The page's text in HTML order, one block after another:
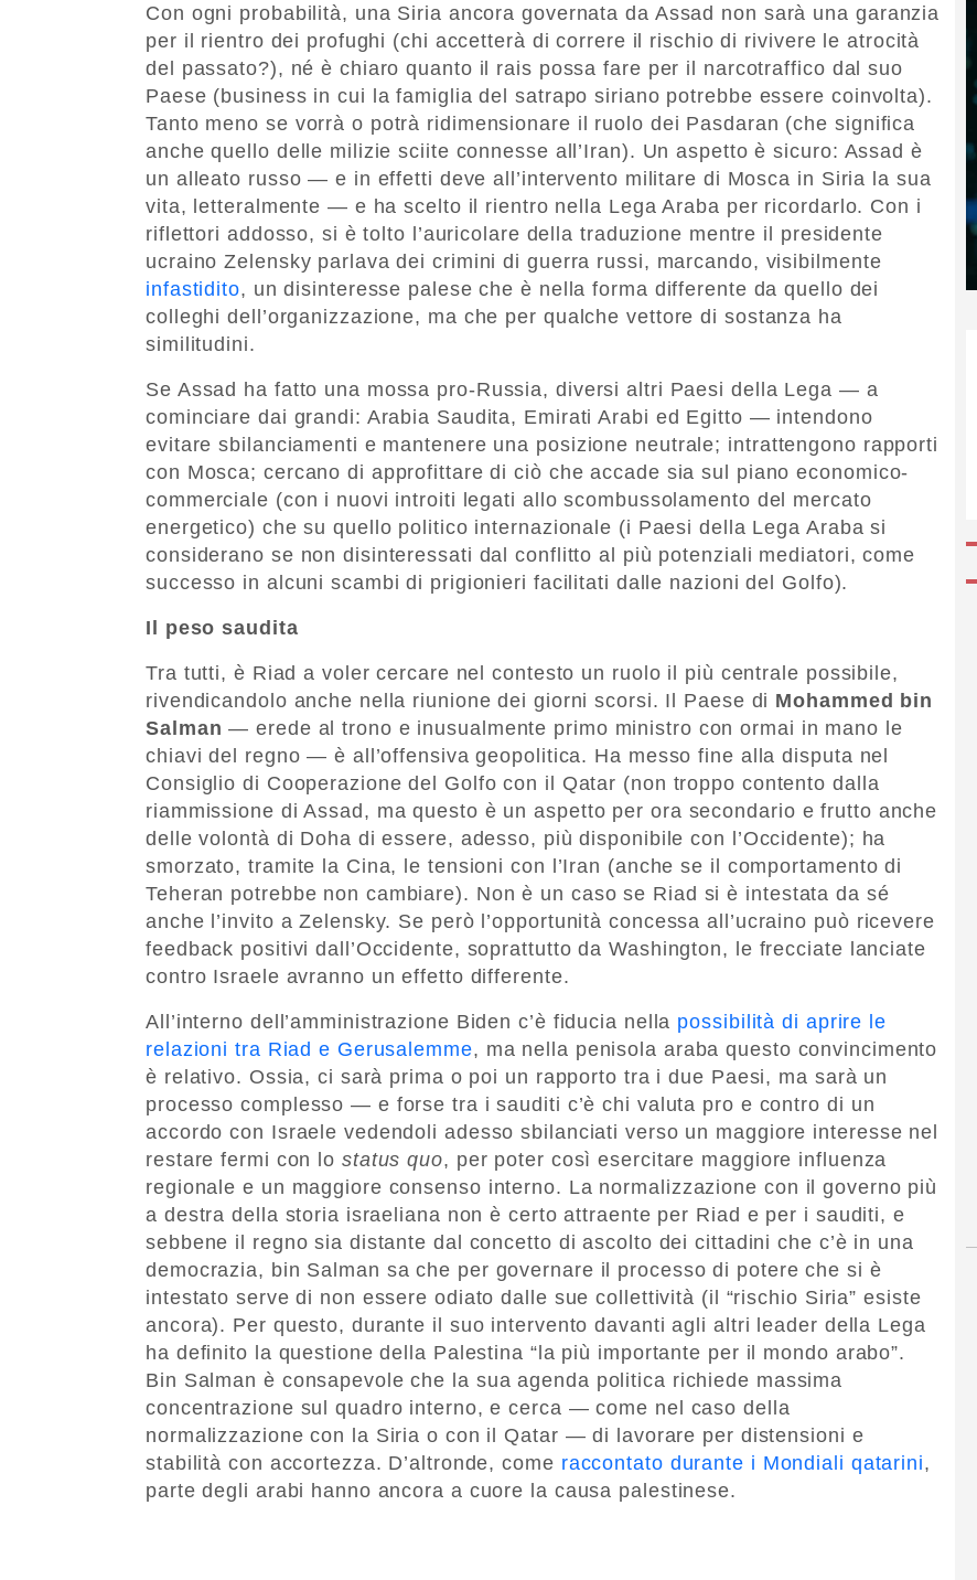
Con ogni probabilità, una Siria ancora governata da Assad non sarà una garanzia
per il rientro dei profughi (chi accetterà di correre il rischio di rivivere le atrocità
del passato?), né è chiaro quanto il rais possa fare per il narcotraffico dal suo
Paese (business in cui la famiglia del satrapo siriano potrebbe essere coinvolta).
Tanto meno se vorrà o potrà ridimensionare il ruolo dei Pasdaran (che significa
anche quello delle milizie sciite connesse all’Iran). Un aspetto è sicuro: Assad è
un alleato russo — e in effetti deve all’intervento militare di Mosca in Siria la sua
vita, letteralmente — e ha scelto il rientro nella Lega Araba per ricordarlo. Con i
riflettori addosso, si è tolto l’auricolare della traduzione mentre il presidente
ucraino Zelensky parlava dei crimini di guerra russi, marcando, visibilmente
infastidito, un disinteresse palese che è nella forma differente da quello dei
colleghi dell’organizzazione, ma che per qualche vettore di sostanza ha
similitudini.
Se Assad ha fatto una mossa pro-Russia, diversi altri Paesi della Lega — a
cominciare dai grandi: Arabia Saudita, Emirati Arabi ed Egitto — intendono
evitare sbilanciamenti e mantenere una posizione neutrale; intrattengono rapporti
con Mosca; cercano di approfittare di ciò che accade sia sul piano economico-
commerciale (con i nuovi introiti legati allo scombussolamento del mercato
energetico) che su quello politico internazionale (i Paesi della Lega Araba si
considerano se non disinteressati dal conflitto al più potenziali mediatori, come
successo in alcuni scambi di prigionieri facilitati dalle nazioni del Golfo).
Il peso saudita
Tra tutti, è Riad a voler cercare nel contesto un ruolo il più centrale possibile,
rivendicandolo anche nella riunione dei giorni scorsi. Il Paese di Mohammed bin
Salman — erede al trono e inusualmente primo ministro con ormai in mano le
chiavi del regno — è all’offensiva geopolitica. Ha messo fine alla disputa nel
Consiglio di Cooperazione del Golfo con il Qatar (non troppo contento dalla
riammissione di Assad, ma questo è un aspetto per ora secondario e frutto anche
delle volontà di Doha di essere, adesso, più disponibile con l’Occidente); ha
smorzato, tramite la Cina, le tensioni con l’Iran (anche se il comportamento di
Teheran potrebbe non cambiare). Non è un caso se Riad si è intestata da sé
anche l’invito a Zelensky. Se però l’opportunità concessa all’ucraino può ricevere
feedback positivi dall’Occidente, soprattutto da Washington, le frecciate lanciate
contro Israele avranno un effetto differente.
All’interno dell’amministrazione Biden c’è fiducia nella possibilità di aprire le
relazioni tra Riad e Gerusalemme, ma nella penisola araba questo convincimento
è relativo. Ossia, ci sarà prima o poi un rapporto tra i due Paesi, ma sarà un
processo complesso — e forse tra i sauditi c’è chi valuta pro e contro di un
accordo con Israele vedendoli adesso sbilanciati verso un maggiore interesse nel
restare fermi con lo status quo, per poter così esercitare maggiore influenza
regionale e un maggiore consenso interno. La normalizzazione con il governo più
a destra della storia israeliana non è certo attraente per Riad e per i sauditi, e
sebbene il regno sia distante dal concetto di ascolto dei cittadini che c’è in una
democrazia, bin Salman sa che per governare il processo di potere che si è
intestato serve di non essere odiato dalle sue collettività (il “rischio Siria” esiste
ancora). Per questo, durante il suo intervento davanti agli altri leader della Lega
ha definito la questione della Palestina “la più importante per il mondo arabo”.
Bin Salman è consapevole che la sua agenda politica richiede massima
concentrazione sul quadro interno, e cerca — come nel caso della
normalizzazione con la Siria o con il Qatar — di lavorare per distensioni e
stabilità con accortezza. D’altronde, come raccontato durante i Mondiali qatarini,
parte degli arabi hanno ancora a cuore la causa palestinese.